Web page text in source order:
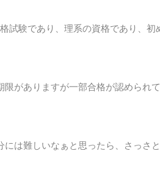
試験であり、理系の資格であり、初
がありますが一部合格が認められて
は難しいなぁと思ったら、さっさ